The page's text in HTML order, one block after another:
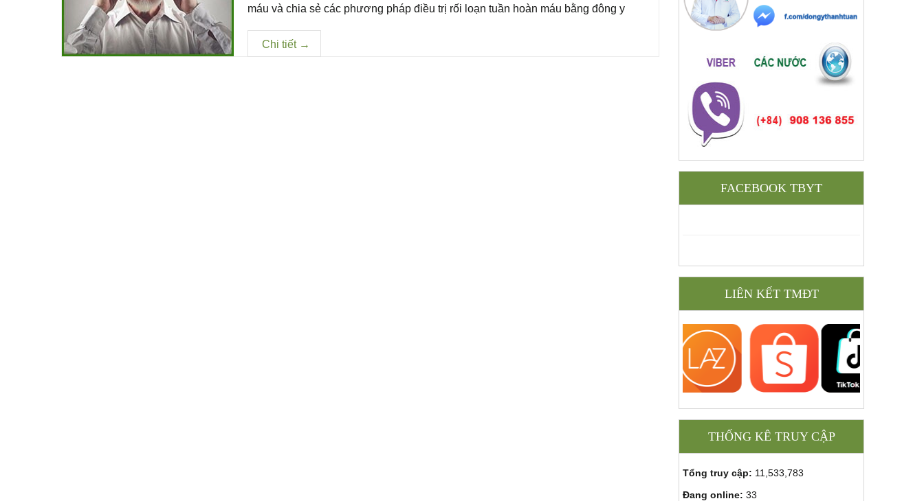
máu và chia sẻ các phương pháp điều trị rối loạn tuần hoàn máu bằng đông y
Chi tiết →
FACEBOOK TBYT
LIÊN KẾT TMĐT
THỐNG KÊ TRUY CẬP
Tổng truy cập: 11,533,783
Đang online: 33